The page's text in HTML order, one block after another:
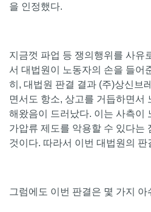
을 인정했다.
지금껏 파업 등 쟁의행위를 사유
서 대법원이 노동자의 손을 들어
히, 대법원 판결 결과 (주)상신브
면서도 항소, 상고를 거듭하면서
해왔음이 드러났다. 이는 사측이
가압류 제도를 악용할 수 있다는
것이다. 따라서 이번 대법원의 판
그럼에도 이번 판결은 몇 가지 아